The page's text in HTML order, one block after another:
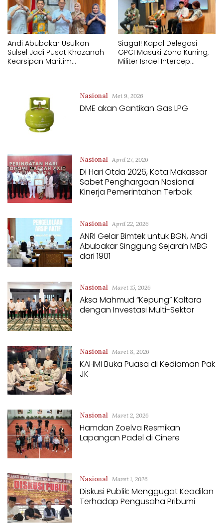
Andi Abubakar Usulkan
Sulsel Jadi Pusat Khazanah
Kearsipan Maritim
Siaga1! Kapal Delegasi
GPCI Masuki Zona Kuning,
Militer Israel Intercep
Nasional Mei 9, 2026
DME akan Gantikan Gas LPG
Nasional April 27, 2026
Di Hari Otda 2026, Kota Makassar
Sabet Penghargaan Nasional
Kinerja Pemerintahan Terbaik
Nasional April 22, 2026
ANRI Gelar Bimtek untuk BGN, Andi
Abubakar Singgung Sejarah MBG
dari 1901
Nasional Maret 15, 2026
Aksa Mahmud “Kepung” Kaltara
dengan Investasi Multi-Sektor
Nasional Maret 8, 2026
KAHMI Buka Puasa di Kediaman Pak
JK
Nasional Maret 2, 2026
Hamdan Zoelva Resmikan
Lapangan Padel di Cinere
Nasional Maret 1, 2026
Diskusi Publik: Menggugat Keadilan
Terhadap Pengusaha Pribumi